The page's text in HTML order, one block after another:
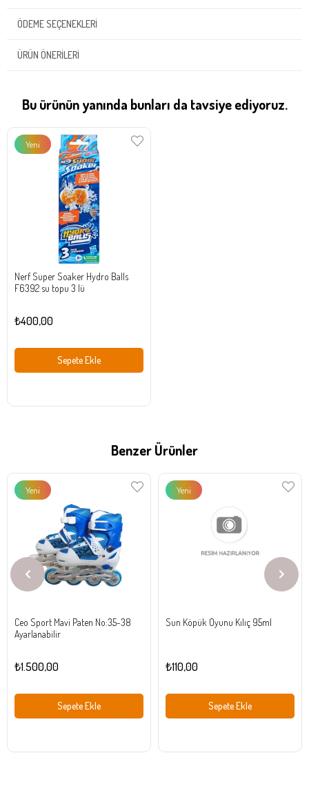
ÖDEME SEÇENEKLERI
ÜRÜN ÖNERILERI
Bu ürünün yanında bunları da tavsiye ediyoruz.
Nerf Super Soaker Hydro Balls
F6392 su topu 3 lü
₺400,00
Sepete Ekle
Yeni
Benzer Ürünler
Ceo Sport Mavi Paten No:35-38
Ayarlanabilir
₺1.500,00
Sepete Ekle
Yeni
Sun Köpük Oyunu Kılıç 95ml
₺110,00
Sepete Ekle
Yeni